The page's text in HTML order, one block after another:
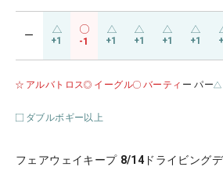
ー +1 -1 +1 +1 +1 +1
アルバトロス イーグル バーティ ー パー
ダブルボギー以上
フェアウェイキープ 8/14 ドライビング